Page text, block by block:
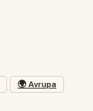
🌍 Avrupa